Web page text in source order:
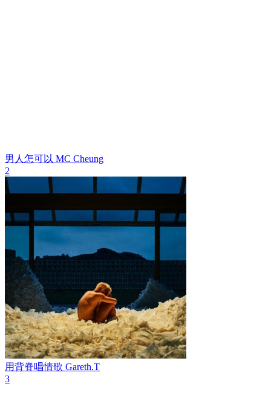
男人怎可以 MC Cheung
2
用背脊唱情歌 Gareth.T
3